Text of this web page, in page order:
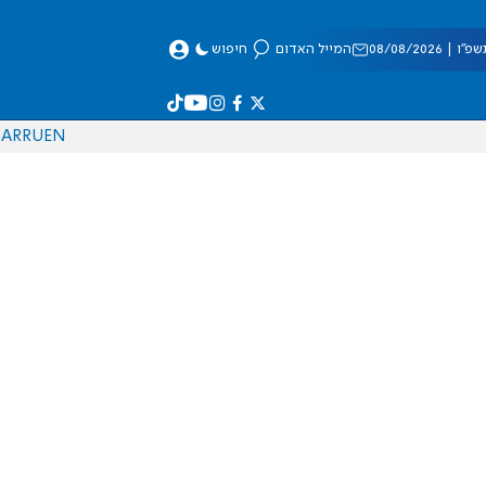
08/2026 המייל האדום חיפוש
EN
RU
AR